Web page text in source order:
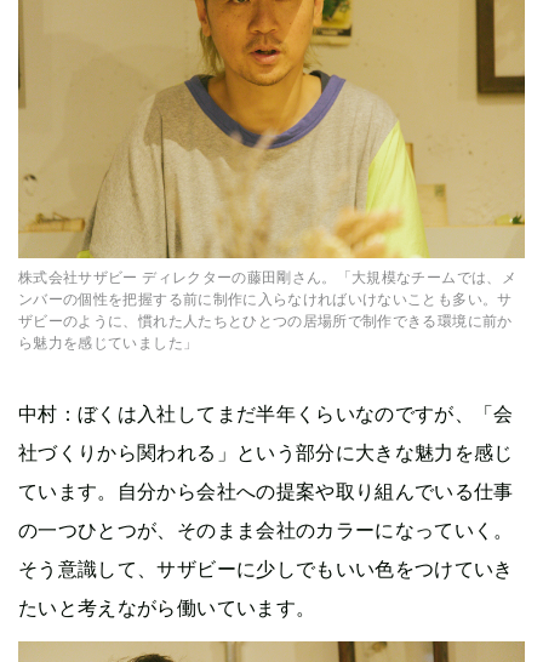
株式会社サザビー ディレクターの藤田剛さん。「大規模なチームでは、メ
ンバーの個性を把握する前に制作に入らなければいけないことも多い。サ
ザビーのように、慣れた人たちとひとつの居場所で制作できる環境に前か
ら魅力を感じていました」
中村：ぼくは入社してまだ半年くらいなのですが、「会
社づくりから関われる」という部分に大きな魅力を感じ
ています。自分から会社への提案や取り組んでいる仕事
の一つひとつが、そのまま会社のカラーになっていく。
そう意識して、サザビーに少しでもいい色をつけていき
たいと考えながら働いています。